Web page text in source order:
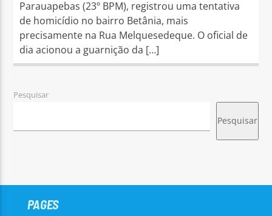
Parauapebas (23º BPM), registrou uma tentativa
de homicídio no bairro Betânia, mais
precisamente na Rua Melquesedeque. O oficial de
dia acionou a guarnição da […]
Pesquisar
Pesquisar
PAGES